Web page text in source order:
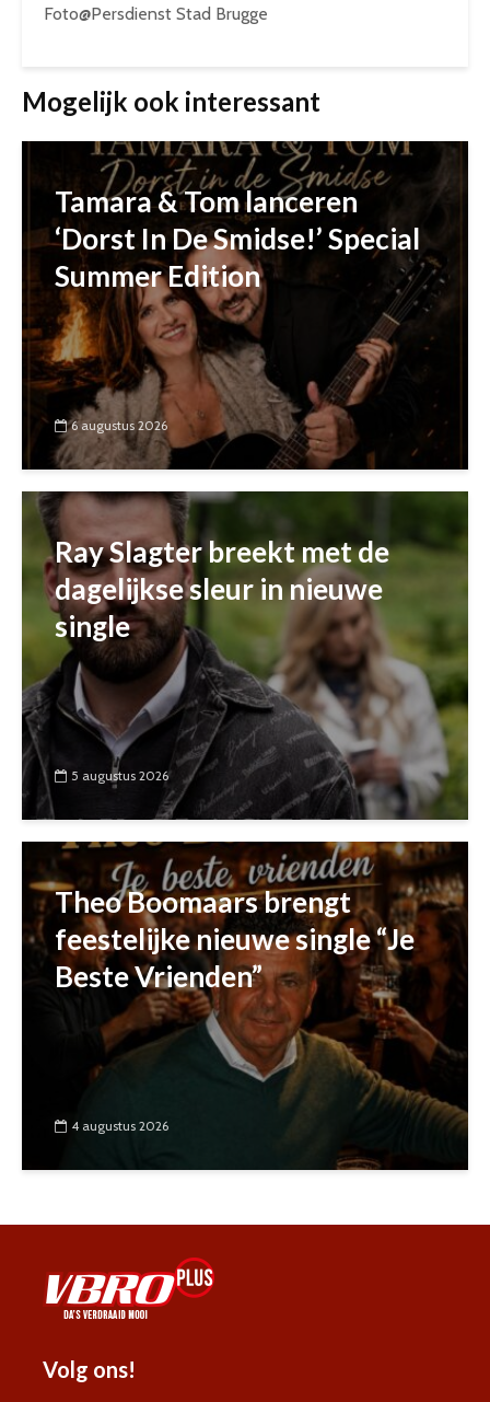
Foto@Persdienst Stad Brugge
Mogelijk ook interessant
Tamara & Tom lanceren
‘Dorst In De Smidse!’ Special
Summer Edition
6 augustus 2026
Ray Slagter breekt met de
dagelijkse sleur in nieuwe
single
5 augustus 2026
Theo Boomaars brengt
feestelijke nieuwe single “Je
Beste Vrienden”
4 augustus 2026
Volg ons!